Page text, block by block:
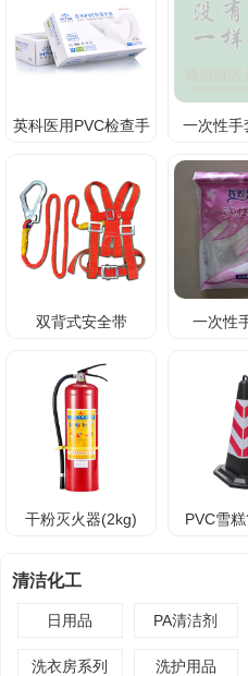
英科医用PVC检查手
一次性手
双背式安全带 一次性
干粉灭火器(2kg) PVC雪
清洁化工
日用品 PA清洁剂
洗衣房系列 洗护用品